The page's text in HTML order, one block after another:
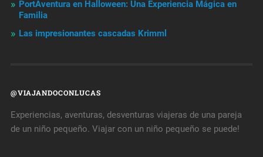
PortAventura en Halloween: Una Experiencia Mágica en
Familia
Las impresionantes cascadas Krimml
@VIAJANDOCONLUCAS
Experiencias, aventuras, desventuras viajeras de una pareja
de un niño pequeño. Viajar con un niño pequeño se puede!